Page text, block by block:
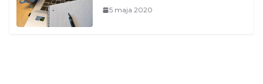
5 maja 2020